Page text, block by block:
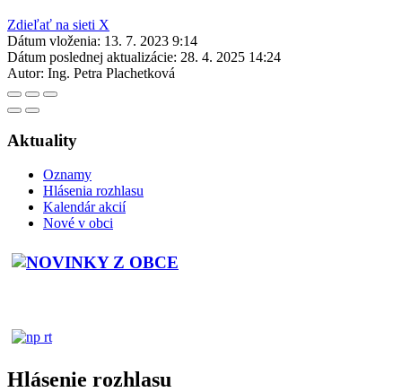
Zdieľať na sieti X
Dátum vloženia: 13. 7. 2023 9:14
Dátum poslednej aktualizácie: 28. 4. 2025 14:24
Autor: Ing. Petra Plachetková
Aktuality
Oznamy
Hlásenia rozhlasu
Kalendár akcií
Nové v obci
Hlásenie rozhlasu